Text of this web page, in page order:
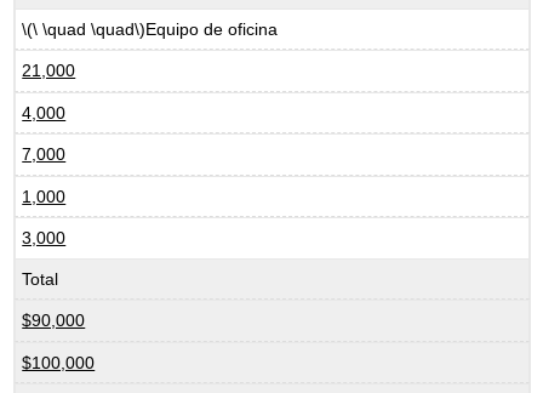
\(\ \quad \quad\)Equipo de oficina
21,000
4,000
7,000
1,000
3,000
Total
$90,000
$100,000